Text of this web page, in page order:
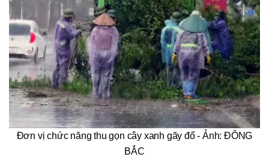
Đơn vị chức năng thu gọn cây xanh gãy đổ - Ảnh: ĐÔNG
BẮC